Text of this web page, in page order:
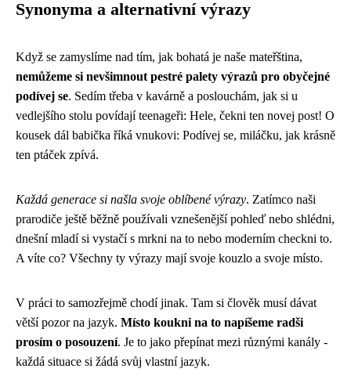
Synonyma a alternativní výrazy
Když se zamyslíme nad tím, jak bohatá je naše mateřština,
nemůžeme si nevšimnout pestré palety výrazů pro obyčejné
podívej se. Sedím třeba v kavárně a poslouchám, jak si u
vedlejšího stolu povídají teenageři: Hele, čekni ten novej post! O
kousek dál babička říká vnukovi: Podívej se, miláčku, jak krásně
ten ptáček zpívá.
Každá generace si našla svoje oblíbené výrazy. Zatímco naši
prarodiče ještě běžně používali vznešenější pohleď nebo shlédni,
dnešní mladí si vystačí s mrkni na to nebo moderním checkni to.
A víte co? Všechny ty výrazy mají svoje kouzlo a svoje místo.
V práci to samozřejmě chodí jinak. Tam si člověk musí dávat
větší pozor na jazyk. Místo koukni na to napíšeme radši
prosím o posouzení. Je to jako přepínat mezi různými kanály -
každá situace si žádá svůj vlastní jazyk.